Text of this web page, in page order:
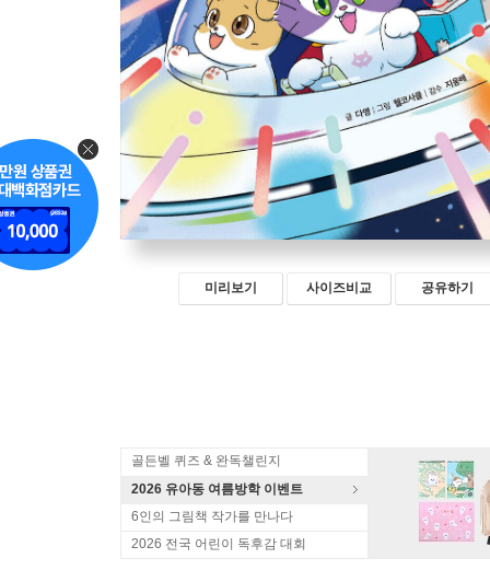
미리보기 사이즈비교 공유하기
골든벨 퀴즈 & 완독챌린지
2026 유아동 여름방학 이벤트
6인의 그림책 작가를 만나다
2026 전국 어린이 독후감 대회